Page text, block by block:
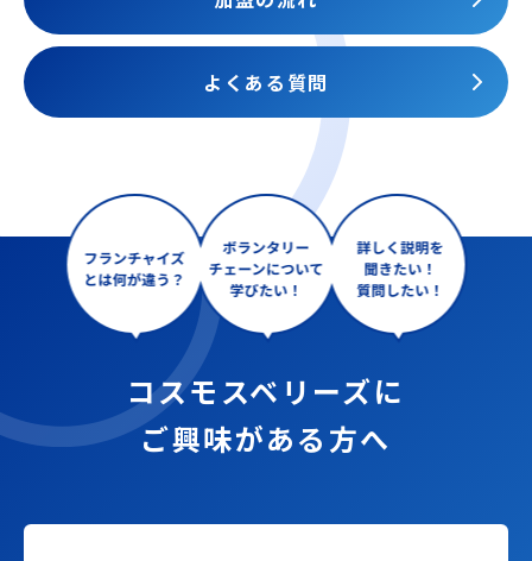
よくある質問
コスモスベリーズに
ご興味がある方へ